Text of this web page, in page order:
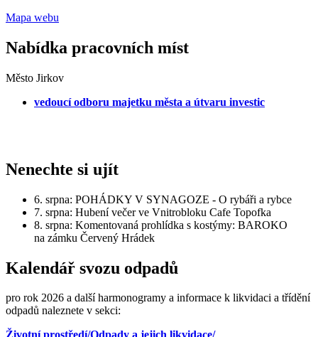
Mapa webu
Nabídka pracovních míst
Město Jirkov
vedoucí odboru majetku města a útvaru investic
Nenechte si ujít
6. srpna: POHÁDKY V SYNAGOZE - O rybáři a rybce
7. srpna: Hubení večer ve Vnitrobloku Cafe Topofka
8. srpna: Komentovaná prohlídka s kostýmy: BAROKO
na zámku Červený Hrádek
Kalendář svozu odpadů
pro rok 2026 a další harmonogramy a informace k likvidaci a třídění
odpadů naleznete v sekci: